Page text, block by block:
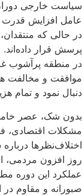
سیاست خارجی
عامل افزایش قدرت
در حالی که
پرسش قرار
در منطقه پرآشوب
موافقت و مخالفت
دنبال نمود و تمام
بدون شک، عصر
مشکلات اقتصادی،
اختلاف‌نظرها
روز افزون مردمی،
عملکرد این دوره
صبورانه و مقاوم